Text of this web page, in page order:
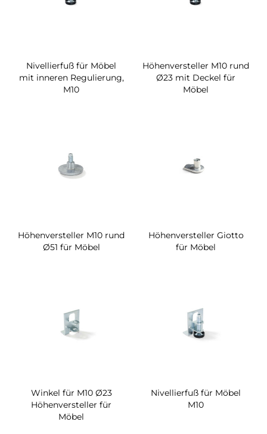
Nivellierfuß für Möbel
mit inneren Regulierung,
M10
Höhenversteller M10 rund
Ø23 mit Deckel für
Möbel
Höhenversteller M10 rund
Ø51 für Möbel
Höhenversteller Giotto
für Möbel
Winkel für M10 Ø23
Höhenversteller für
Möbel
Nivellierfuß für Möbel
M10